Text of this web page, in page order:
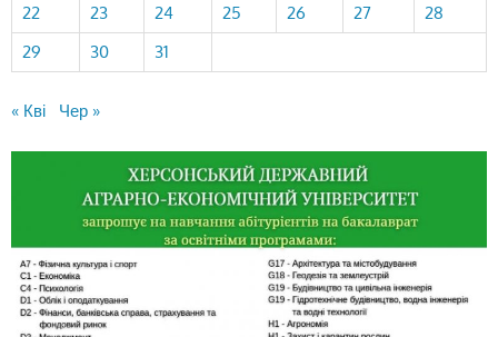
22
23 24 25 26 27
28
29
30 31
« Кві Чер »